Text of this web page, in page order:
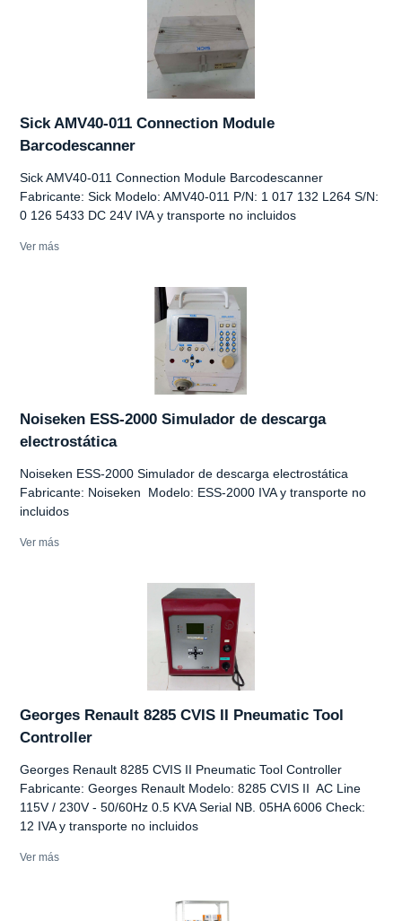
Sick AMV40-011 Connection Module
Barcodescanner
Sick AMV40-011 Connection Module Barcodescanner
Fabricante: Sick Modelo: AMV40-011 P/N: 1 017 132 L264 S/N:
0 126 5433 DC 24V IVA y transporte no incluidos
Ver más
Noiseken ESS-2000 Simulador de descarga
electrostática
Noiseken ESS-2000 Simulador de descarga electrostática
Fabricante: Noiseken Modelo: ESS-2000 IVA y transporte no
incluidos
Ver más
Georges Renault 8285 CVIS II Pneumatic Tool
Controller
Georges Renault 8285 CVIS II Pneumatic Tool Controller
Fabricante: Georges Renault Modelo: 8285 CVIS II AC Line
115V / 230V - 50/60Hz 0.5 KVA Serial NB. 05HA 6006 Check:
12 IVA y transporte no incluidos
Ver más